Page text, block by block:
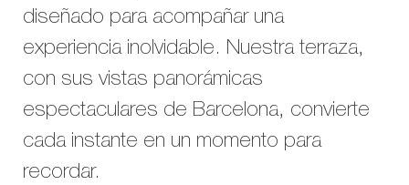
diseñado para acompañar una
experiencia inolvidable. Nuestra terraza,
con sus vistas panorámicas
espectaculares de Barcelona, convierte
cada instante en un momento para
recordar.